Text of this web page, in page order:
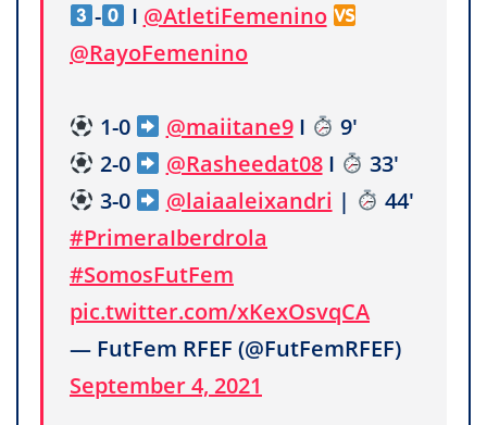
- I @AtletiFemenino
@RayoFemenino
1-0 @maiitane9I
9'
2-0
@Rasheedat08I
33'
3-0
@laiaaleixandri |
44'
#PrimeraIberdrola
#SomosFutFem
pic.twitter.com/xKexOsvqCA
— FutFem RFEF (@FutFemRFEF)
September 4, 2021